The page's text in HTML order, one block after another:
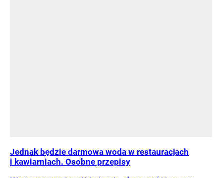
Jednak będzie darmowa woda w restauracjach
i kawiarniach. Osobne przepisy